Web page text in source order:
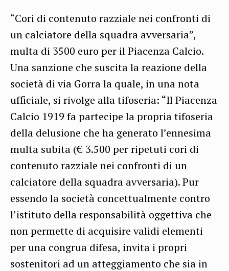
“Cori di contenuto razziale nei confronti di
un calciatore della squadra avversaria”,
multa di 3500 euro per il Piacenza Calcio.
Una sanzione che suscita la reazione della
società di via Gorra la quale, in una nota
ufficiale, si rivolge alla tifoseria: “Il Piacenza
Calcio 1919 fa partecipe la propria tifoseria
della delusione che ha generato l’ennesima
multa subita (€ 3.500 per ripetuti cori di
contenuto razziale nei confronti di un
calciatore della squadra avversaria). Pur
essendo la società concettualmente contro
l’istituto della responsabilità oggettiva che
non permette di acquisire validi elementi
per una congrua difesa, invita i propri
sostenitori ad un atteggiamento che sia in